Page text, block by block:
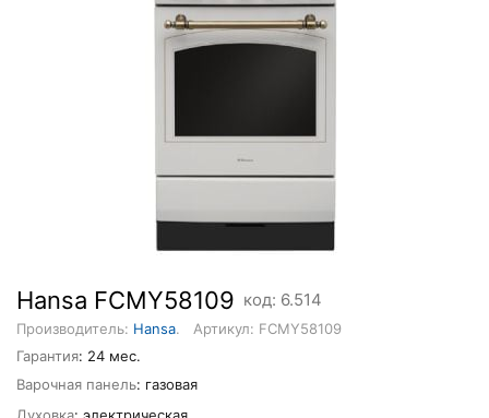
Hansa FCMY58109 код: 6.514
Производитель: Hansa.
Артикул: FCMY58109
Гарантия: 24 мес.
Варочная панель: газовая